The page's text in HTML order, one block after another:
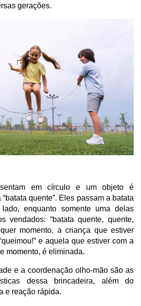
gerações.
em círculo e um objeto é
quente”. Eles passam a batata
enquanto somente uma delas
vendados: “batata quente, quente,
momento, a criança que estiver
e aquela que estiver com a
momento, é eliminada.
e a coordenação olho-mão são as
dessa brincadeira, além do
e reação rápida.